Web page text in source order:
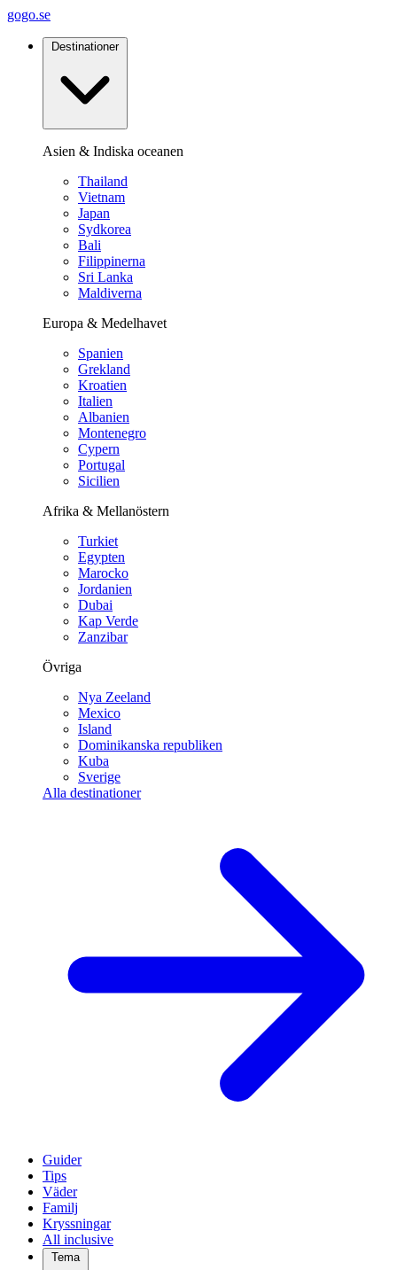
gogo.se
Destinationer
Asien & Indiska oceanen
Thailand
Vietnam
Japan
Sydkorea
Bali
Filippinerna
Sri Lanka
Maldiverna
Europa & Medelhavet
Spanien
Grekland
Kroatien
Italien
Albanien
Montenegro
Cypern
Portugal
Sicilien
Afrika & Mellanöstern
Turkiet
Egypten
Marocko
Jordanien
Dubai
Kap Verde
Zanzibar
Övriga
Nya Zeeland
Mexico
Island
Dominikanska republiken
Kuba
Sverige
Alla destinationer
Guider
Tips
Väder
Familj
Kryssningar
All inclusive
Tema